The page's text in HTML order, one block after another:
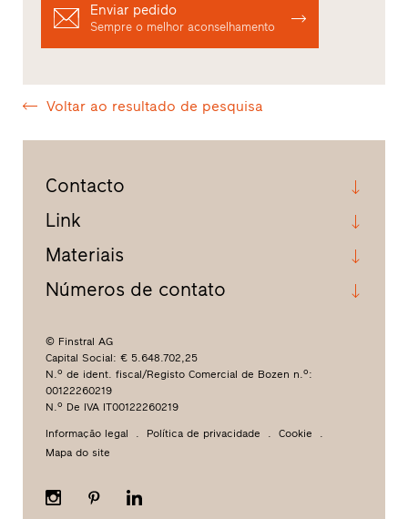
Enviar pedido
Sempre o melhor aconselhamento
Voltar ao resultado de pesquisa
Contacto
Link
Materiais
Números de contato
© Finstral AG
Capital Social: € 5.648.702,25
N.º de ident. fiscal/Registo Comercial de Bozen n.º:
00122260219
N.º De IVA IT00122260219
Informação legal Política de privacidade
Cookie
Mapa do site